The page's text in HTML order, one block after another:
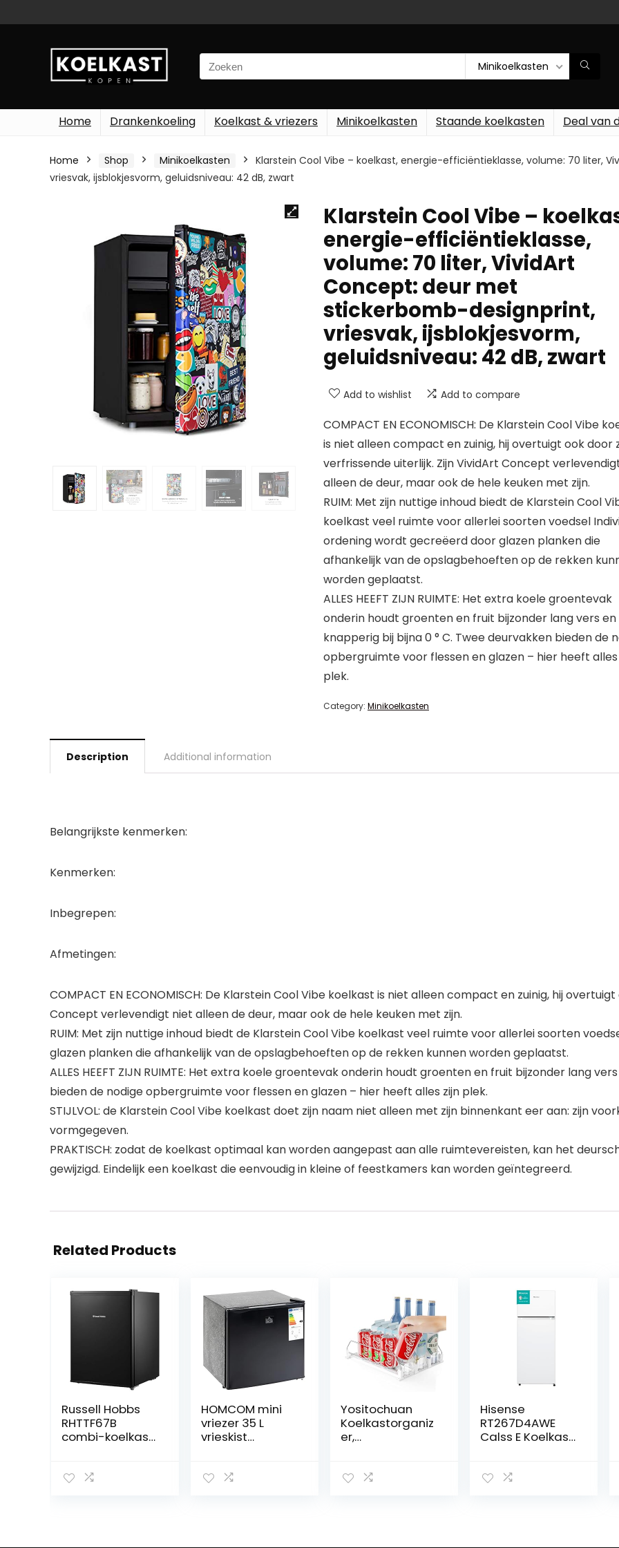
Search
for:
Minikoelkasten
Home Drankenkoeling Koelkast & vriezers Minikoelkasten Staande koelkasten Deal van
Home Shop Minikoelkasten
Klarstein Cool Vibe – koelkast, energie-efficiëntieklasse, volume: 70 liter,
vriesvak, ijsblokjesvorm, geluidsniveau: 42 dB, zwart
Klarstein Cool Vibe –
energie-efficiëntieklasse,
volume: 70 liter, VividArt
Concept: deur met
stickerbomb-designprint,
vriesvak, ijsblokjesvorm,
geluidsniveau: 42 dB, zwart
Add to wishlist Add to compare
COMPACT EN ECONOMISCH: De Klarstein Cool Vibe
is niet alleen compact en zuinig, hij overtuigt ook door
verfrissende uiterlijk. Zijn VividArt Concept
alleen de deur, maar ook de hele keuken met zijn.
RUIM: Met zijn nuttige inhoud biedt de Klarstein Cool
koelkast veel ruimte voor allerlei soorten voedsel
ordening wordt gecreëerd door glazen planken die
afhankelijk van de opslagbehoeften op de rekken
worden geplaatst.
ALLES HEEFT ZIJN RUIMTE: Het extra koele groentevak
onderin houdt groenten en fruit bijzonder lang vers en
knapperig bij bijna 0 ° C. Twee deurvakken bieden de
opbergruimte voor flessen en glazen – hier heeft alles
plek.
Category: Minikoelkasten
Description Additional information
Belangrijkste kenmerken:
Kenmerken:
Inbegrepen:
Afmetingen:
COMPACT EN ECONOMISCH: De Klarstein Cool Vibe koelkast is niet alleen compact en zuinig, hij
Concept verlevendigt niet alleen de deur, maar ook de hele keuken met zijn.
RUIM: Met zijn nuttige inhoud biedt de Klarstein Cool Vibe koelkast veel ruimte voor allerlei soorten
glazen planken die afhankelijk van de opslagbehoeften op de rekken kunnen worden geplaatst.
ALLES HEEFT ZIJN RUIMTE: Het extra koele groentevak onderin houdt groenten en fruit bijzonder lang
bieden de nodige opbergruimte voor flessen en glazen – hier heeft alles zijn plek.
STIJLVOL: de Klarstein Cool Vibe koelkast doet zijn naam niet alleen met zijn binnenkant eer aan: zijn
vormgegeven.
PRAKTISCH: zodat de koelkast optimaal kan worden aangepast aan alle ruimtevereisten, kan het
gewijzigd. Eindelijk een koelkast die eenvoudig in kleine of feestkamers kan worden geïntegreerd.
Related Products
Russell Hobbs
RHTTF67B
combi-koelkast,
tafel, 67 l, 42 dB
HOMCOM mini
vriezer 35 L
vrieskist
vrieskist mini
Yositochuan
Koelkastorganiz
er,
koelkast,
Hisense
RT267D4AWE
Calss E Koelkast
206 l, hoogte 143